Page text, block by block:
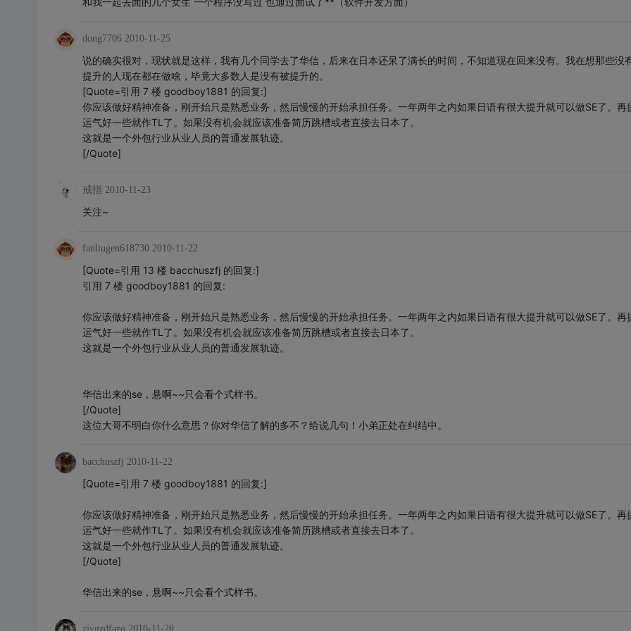
dong7706 2010-11-25
说的确实很对，现状就是这样，我有几个同学去了华信，后来在日本还呆了满长的时间，不知道现在回来没有。我在想那些没
提升的人现在都在做啥，毕竟大多数人是没有被提升的。
[Quote=引用 7 楼 goodboy1881 的回复:]
你应该做好精神准备，刚开始只是熟悉业务，然后慢慢的开始承担任务。一年两年之内如果日语有很大提升就可以做SE了。再
运气好一些就作TL了。如果没有机会就应该准备简历跳槽或者直接去日本了。
这就是一个外包行业从业人员的普通发展轨迹。
[/Quote]
戒指 2010-11-23
关注~
fanliugen618730 2010-11-22
[Quote=引用 13 楼 bacchuszfj 的回复:]
引用 7 楼 goodboy1881 的回复:
你应该做好精神准备，刚开始只是熟悉业务，然后慢慢的开始承担任务。一年两年之内如果日语有很大提升就可以做SE了。再
运气好一些就作TL了。如果没有机会就应该准备简历跳槽或者直接去日本了。
这就是一个外包行业从业人员的普通发展轨迹。
华信出来的se，悬啊~~只会看个式样书。
[/Quote]
这位大哥不明白你什么意思？你对华信了解的多不？给说几句！小弟正处在纠结中。
bacchuszfj 2010-11-22
[Quote=引用 7 楼 goodboy1881 的回复:]
你应该做好精神准备，刚开始只是熟悉业务，然后慢慢的开始承担任务。一年两年之内如果日语有很大提升就可以做SE了。再
运气好一些就作TL了。如果没有机会就应该准备简历跳槽或者直接去日本了。
这就是一个外包行业从业人员的普通发展轨迹。
[/Quote]
华信出来的se，悬啊~~只会看个式样书。
zjygzdfazq 2010-11-20